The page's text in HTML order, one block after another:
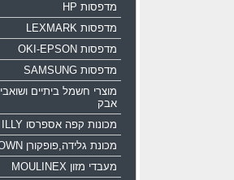
מדפסות HP
מדפסות LEXMARK
מדפסות OKI-EPSON
מדפסות SAMSUNG
מוצרי חשמל ביתיים ושואבי
אבק
מכונות קפה אספרסו ILLY
מכונת גלידה,פופקורן CROWN
מעבדי מזון MOULINEX